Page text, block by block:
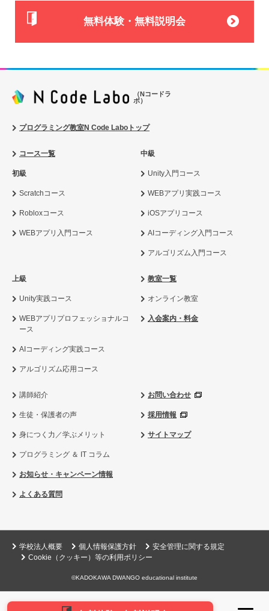
無料体験・無料説明会
（Nコードラ
ボ）
プログラミング教室N Code Laboトップ
コース一覧
初級
Scratchコース
Robloxコース
WEBアプリ入門コース
中級
Unity入門コース
WEBアプリ実践コース
iOSアプリコース
AIコーディング入門コース
アルゴリズム入門コース
上級
Unity実践コース
WEBアプリプロフェッショナルコ
ース
AIコーディング実践コース
アルゴリズム応用コース
教室一覧
オンライン教室
入会案内・料金
講師紹介
生徒・保護者の声
身につく力／学ぶメリット
プログラミング ＆ IT コラム
お知らせ・キャンペーン情報
よくある質問
お問い合わせ
採用情報
サイトマップ
学校法人概要 個人情報保護方針
安全管理に関する規定
Cookie（クッキー）等の利用ポリシー
©KADOKAWA DWANGO educational institute